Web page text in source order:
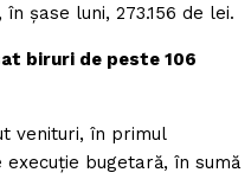
şase luni, 273.156 de lei.
biruri de peste 106
venituri, în primul
bugetară, în sumă